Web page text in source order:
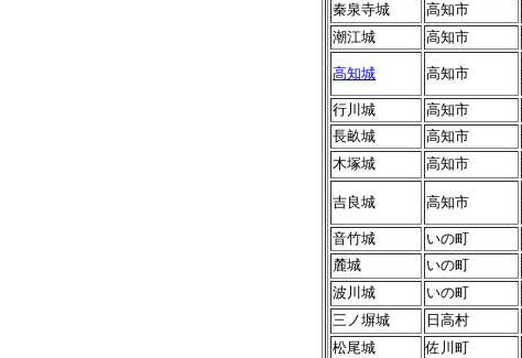
秦泉寺城 高知市
潮江城 高知市
高知城 高知市
行川城 高知市
長畝城
高知市
木塚城
高知市
吉良城 高知市
音竹城 いの町
麓城
いの町
波川城 いの町
三ノ塀城 日高村
松尾城 佐川町